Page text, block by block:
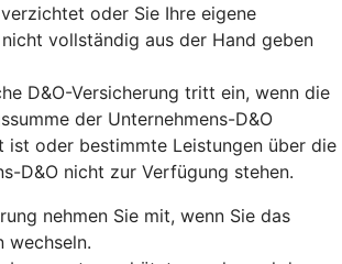
oder Sie Ihre eigene
vollständig aus der Hand geben
D&O-Versicherung tritt ein, wenn die
der Unternehmens-D&O
ist oder bestimmte Leistungen über die
D&O nicht zur Verfügung stehen.
nehmen Sie mit, wenn Sie das
wechseln.